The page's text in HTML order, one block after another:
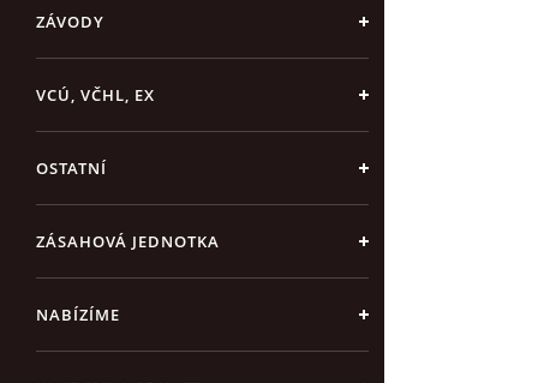
ZÁVODY
VCÚ, VČHL, EX
OSTATNÍ
ZÁSAHOVÁ JEDNOTKA
NABÍZÍME